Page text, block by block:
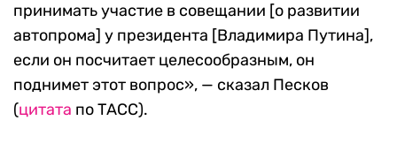
принимать участие в совещании [о развитии
автопрома] у президента [Владимира Путина],
если он посчитает целесообразным, он
поднимет этот вопрос», — сказал Песков
(цитата по ТАСС).